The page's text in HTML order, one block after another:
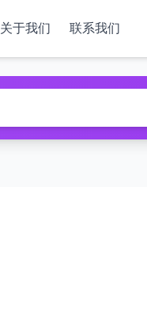
关于我们 联系我们